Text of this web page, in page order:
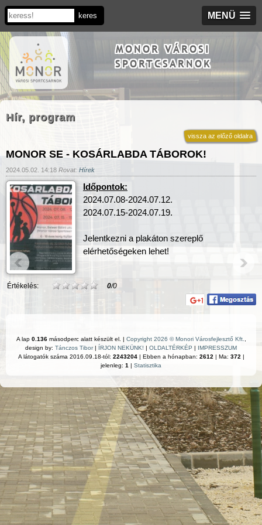
MENÜ
MONOR VÁROSI
SPORTCSARNOK
Hír, program
vissza az előző oldalra
MONOR SE - KOSÁRLABDA TÁBOROK!
2024.05.02. 14:18 Rovat: Hírek
Időpontok:
2024.07.08-2024.07.12.
2024.07.15-2024.07.19.
Jelentkezni a plakáton szereplő
elérhetőségeken lehet!
Értékelés: 0/0
A lap 0.136másodperc alatt készült el. | Copyright 2026 © Monori Városfejlesztő Kft.,
design by: Tánczos Tibor| ÍRJON NEKÜNK! | OLDALTÉRKÉP | IMPRESSZUM
A látogatók száma 2016.09.18-tól: 2243204| Ebben a hónapban: 2612| Ma: 372|
jelenleg: 1 | Statisztika